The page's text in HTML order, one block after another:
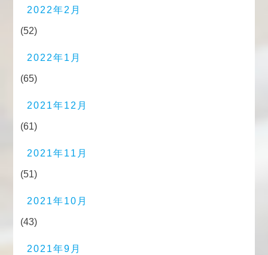
2022年2月
(52)
2022年1月
(65)
2021年12月
(61)
2021年11月
(51)
2021年10月
(43)
2021年9月